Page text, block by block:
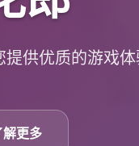
供优质的游戏
解更多